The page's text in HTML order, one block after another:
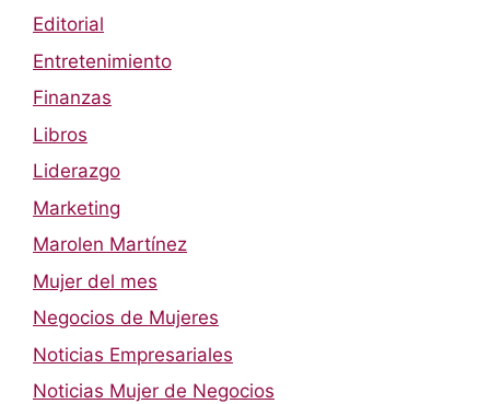
Editorial
Entretenimiento
Finanzas
Libros
Liderazgo
Marketing
Marolen Martínez
Mujer del mes
Negocios de Mujeres
Noticias Empresariales
Noticias Mujer de Negocios